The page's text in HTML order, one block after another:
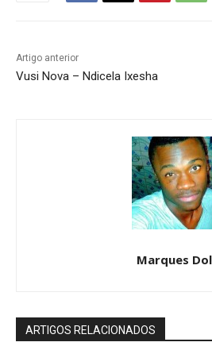
Artigo anterior
Vusi Nova – Ndicela Ixesha
Marques
ARTIGOS RELACIONADOS